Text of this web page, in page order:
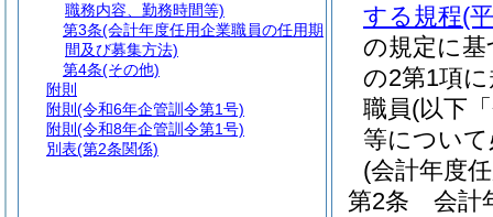
する規程(
の規定に
の2第1項
職員(以下
等につい
(会計年度
第2条
会計
職務内容、勤務時間等)
第3条(会計年度任用企業職員の任用期
間及び募集方法)
第4条(その他)
附則
附則 (令和6年企管訓令第1号)
附則 (令和8年企管訓令第1号)
別表(第2条関係)